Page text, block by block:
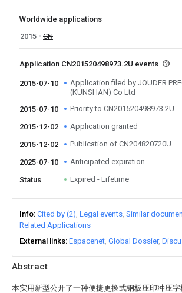
Abstract
本实用新型公开了一种便捷更换式钢板压印冲压字
Worldwide applications
2015
CN
Application CN201520498973.2U events
2015-07-10
Application filed by JOUDER
(KUNSHAN) Co Ltd
2015-07-10
Priority to CN201520498973.2U
2015-12-02 Application granted
2015-12-02 Publication of CN204820720U
2025-07-10 Anticipated expiration
Status Expired - Lifetime
Info Cited by (2) Legal events Similar
Related Applications
External links Espacenet Global Dossier